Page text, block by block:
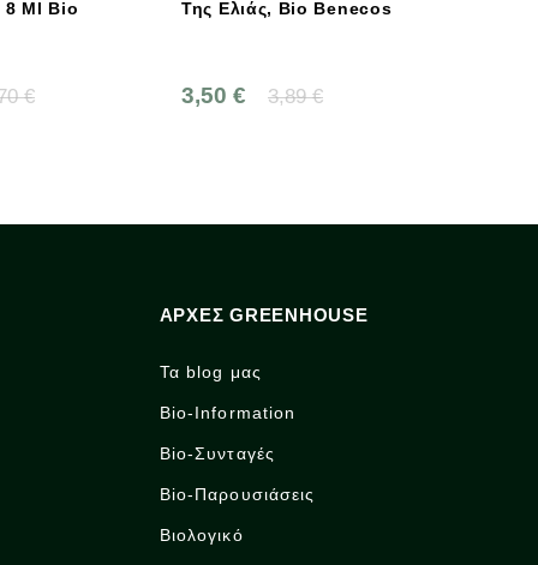
Bio Benecos
3,89 €
3ml, Της Benecos
5,85 € 6,50 €
ΑΡΧΈΣ GREENHOUSE
Τα blog μας
Bio-Information
Bio-Συνταγές
Bio-Παρουσιάσεις
Βιολογικό